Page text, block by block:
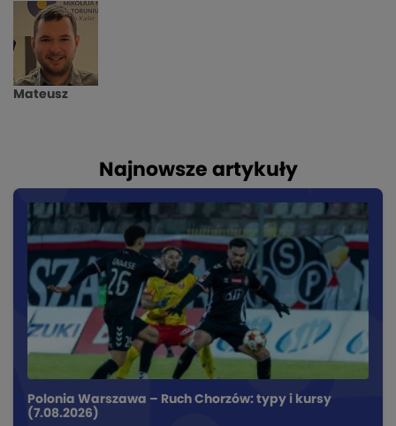
Mateusz
Najnowsze artykuły
Polonia Warszawa – Ruch Chorzów: typy i kursy
(7.08.2026)